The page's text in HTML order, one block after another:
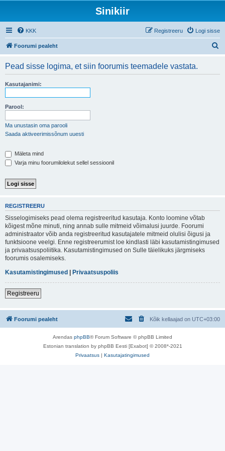
Sinikiir
KKK Logi sisse
Registreeru
Foorumi pealeht
Pead sisse logima, et siin foorumis teemadele vastata.
Kasutajanimi:
Parool:
Ma unustasin oma parooli
Saada aktiveerimissõnum uuesti
Mäleta mind
Varja minu foorumilolekut sellel sessioonil
REGISTREERU
Sisselogimiseks pead olema registreeritud kasutaja. Konto loomine võtab
kõigest mõne minuti, ning annab sulle mitmeid võimalusi juurde. Foorumi
administraator võib anda registreeritud kasutajatele mitmeid olulisi õigusi ja
funktsioone veelgi. Enne registreerumist loe kindlasti läbi kasutamistingimused
ja privaatsuspoliitika. Kasutamistingimused on Sulle täielikuks järgmiseks
foorumis osalemiseks.
Kasutamistingimused | Privaatsuspoliis
Registreeru
Foorumi pealeht Kõik kellaajad on UTC+03:00
Arendas phpBB® Forum Software © phpBB Limited
Estonian translation by phpBB Eesti [Exabot] © 2008*-2021
Privaatsus | Kasutajatingimused